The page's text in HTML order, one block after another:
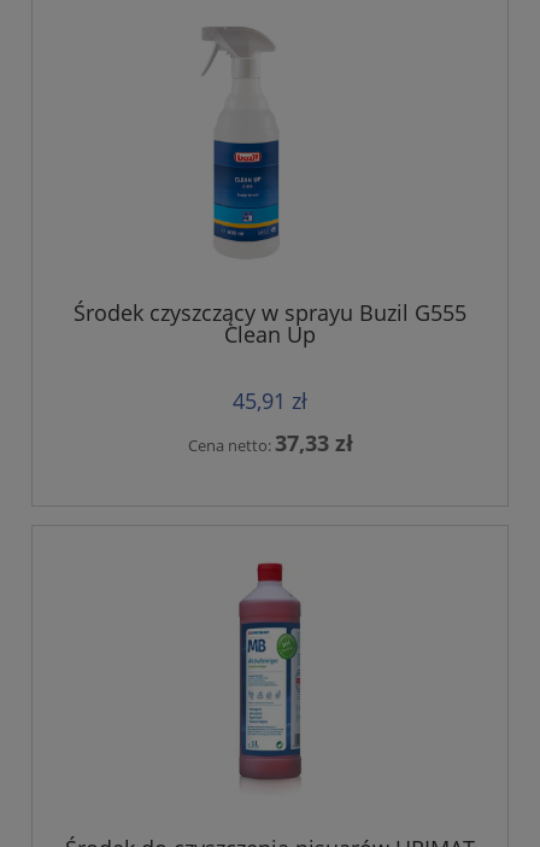
Środek czyszczący w sprayu Buzil G555
Clean Up
45,91 zł
Cena netto:37,33 zł